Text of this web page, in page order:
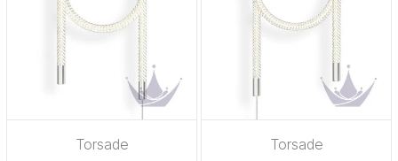
Torsade Torsade